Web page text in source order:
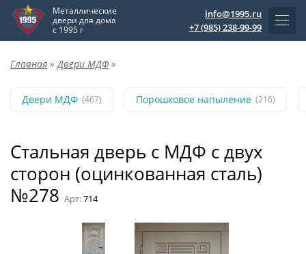
Металлические
двери для дома
с 1995 г
info@1995.ru
+7 (985) 238-99-99
Главная » Двери МДФ »
Двери МДФ (467) Порошковое напыление (216)
Стальная дверь с МДФ с двух
сторон (оцинкованная сталь)
№278 Арт:714